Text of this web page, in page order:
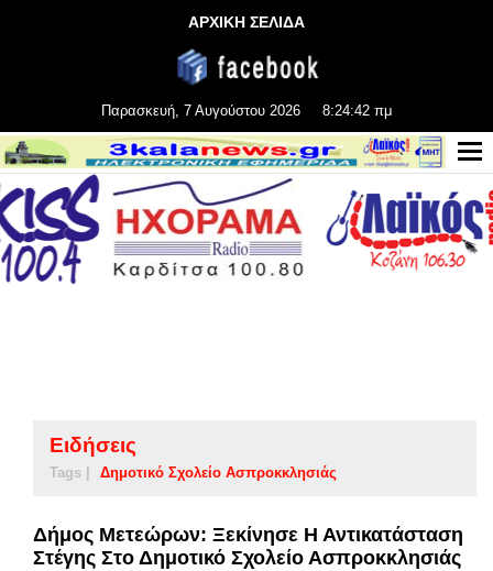
ΑΡΧΙΚΗ ΣΕΛΙΔΑ
Παρασκευή, 7 Αυγούστου 2026 8:24:42 πμ
Ειδήσεις
Tags | Δημοτικό Σχολείο Ασπροκκλησιάς
Δήμος Μετεώρων: Ξεκίνησε Η Αντικατάσταση
Στέγης Στο Δημοτικό Σχολείο Ασπροκκλησιάς